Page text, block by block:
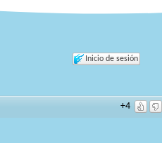
Inicio de sesión
+4